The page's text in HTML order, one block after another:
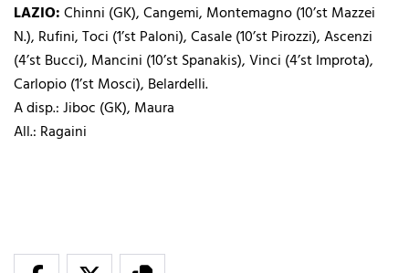
LAZIO:Chinni (GK), Cangemi, Montemagno (10’st Mazzei
N.), Rufini, Toci (1’st Paloni), Casale (10’st Pirozzi), Ascenzi
(4’st Bucci), Mancini (10’st Spanakis), Vinci (4’st Improta),
Carlopio (1’st Mosci), Belardelli.
A disp.: Jiboc (GK), Maura
All.: Ragaini